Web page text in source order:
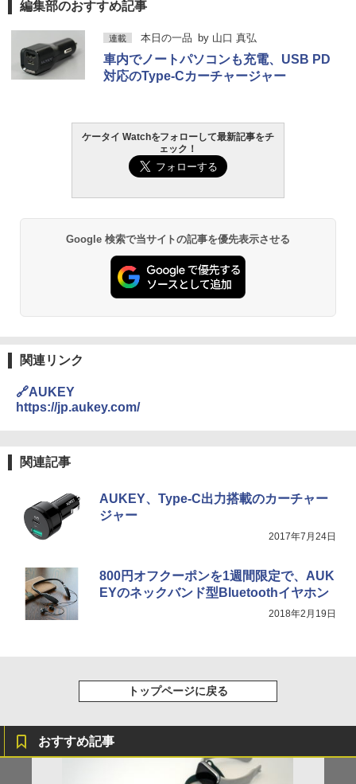
編集部のおすすめ記事
連載 本日の一品 by 山口 真弘
車内でノートパソコンも充電、USB PD
対応のType-Cカーチャージャー
ケータイ Watchをフォローして最新記事をチ
ェック！
Google 検索で当サイトの記事を優先表示させる
関連リンク
🔗AUKEY
https://jp.aukey.com/
関連記事
AUKEY、Type-C出力搭載のカーチャー
ジャー
2017年7月24日
800円オフクーポンを1週間限定で、AUK
EYのネックバンド型Bluetoothイヤホン
2018年2月19日
トップページに戻る
おすすめ記事